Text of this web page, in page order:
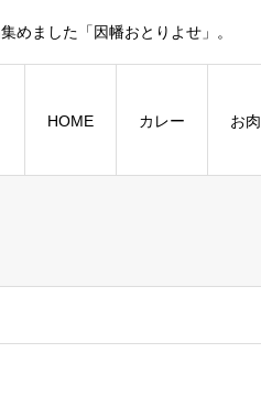
めました「因幡おとりよせ」。
HOME カレー お肉